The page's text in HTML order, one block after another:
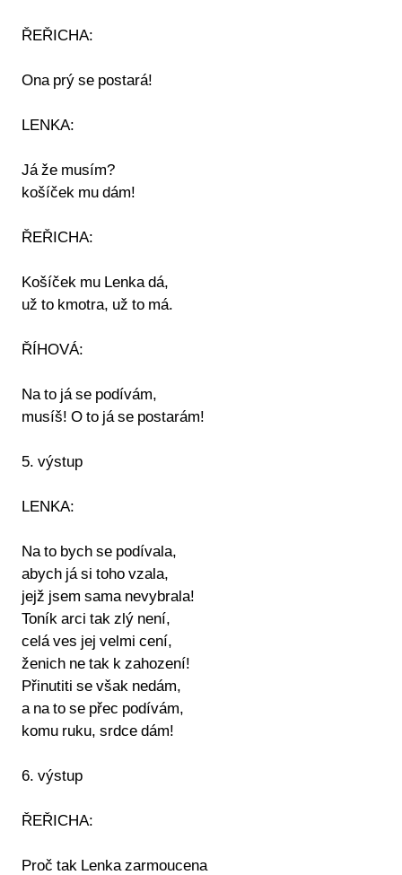
ŘEŘICHA:
Ona prý se postará!
LENKA:
Já že musím?
košíček mu dám!
ŘEŘICHA:
Košíček mu Lenka dá,
už to kmotra, už to má.
ŘÍHOVÁ:
Na to já se podívám,
musíš! O to já se postarám!
5. výstup
LENKA:
Na to bych se podívala,
abych já si toho vzala,
jejž jsem sama nevybrala!
Toník arci tak zlý není,
celá ves jej velmi cení,
ženich ne tak k zahození!
Přinutiti se však nedám,
a na to se přec podívám,
komu ruku, srdce dám!
6. výstup
ŘEŘICHA:
Proč tak Lenka zarmoucena